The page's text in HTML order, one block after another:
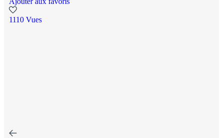
1110 Vues